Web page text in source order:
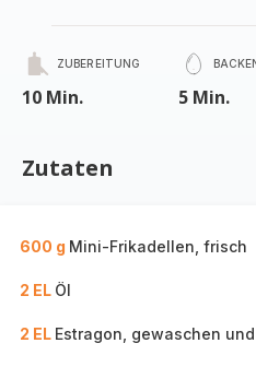
ZUBEREITUNG
10 Min. 5 Min.
Zutaten
600 g Mini-Frikadellen, frisch
2 EL Öl
2 EL Estragon, gewaschen